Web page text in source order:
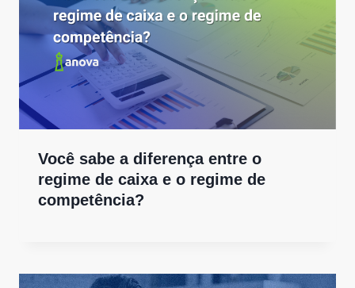
Você sabe a diferença entre o
regime de caixa e o regime de
competência?